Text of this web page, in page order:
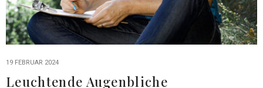
19 FEBRUAR 2024
Leuchtende Augenbliche